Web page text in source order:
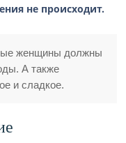
не происходит.
женщины должны
А также
и сладкое.